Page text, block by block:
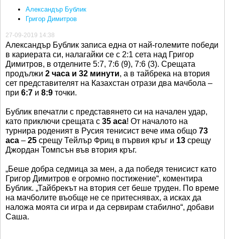
Александър Бублик
Григор Димитров
27-09-2019 14:38
Александър Бублик записа една от най-големите победи
в кариерата си, налагайки се с 2:1 сета над Григор
Димитров, в отделните 5:7, 7:6 (9), 7:6 (3). Срещата
продължи 2 часа и 32 минути, а в тайбрека на втория
сет представителят на Казахстан отрази два мачбола –
при 6:7 и 8:9 точки.
Бублик впечатли с представянето си на начален удар,
като приключи срещата с 35 аса! От началото на
турнира роденият в Русия тенисист вече има общо 73
аса – 25 срещу Тейлър Фриц в първия кръг и 13 срещу
Джордан Томпсън във втория кръг.
„Беше добра седмица за мен, а да победя тенисист като
Григор Димитров е огромно постижение“, коментира
Бублик. „Тайбрекът на втория сет беше труден. По време
на мачболите въобще не се притеснявах, а исках да
наложа моята си игра и да сервирам стабилно“, добави
Саша.